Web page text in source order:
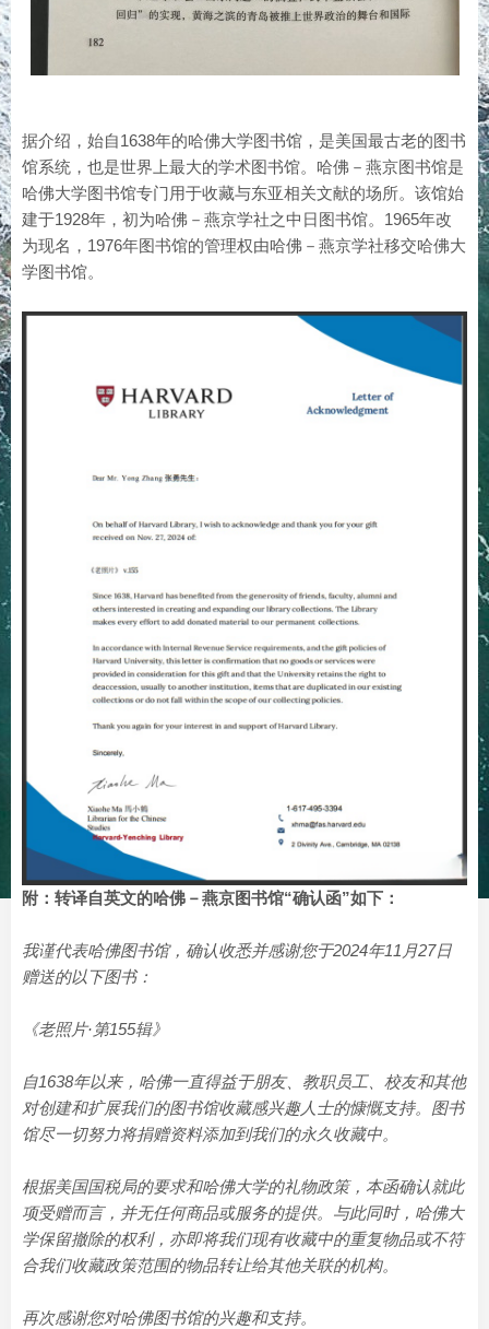
据介绍，始自1638年的哈佛大学图书馆，是美国最古老的图书
馆系统，也是世界上最大的学术图书馆。哈佛－燕京图书馆是
哈佛大学图书馆专门用于收藏与东亚相关文献的场所。该馆始
建于1928年，初为哈佛－燕京学社之中日图书馆。1965年改
为现名，1976年图书馆的管理权由哈佛－燕京学社移交哈佛大
学图书馆。
附：转译自英文的哈佛－燕京图书馆“确认函”如下：
我谨代表哈佛图书馆，确认收悉并感谢您于2024年11月27日
赠送的以下图书：
《老照片·第155辑》
自1638年以来，哈佛一直得益于朋友、教职员工、校友和其他
对创建和扩展我们的图书馆收藏感兴趣人士的慷慨支持。图书
馆尽一切努力将捐赠资料添加到我们的永久收藏中。
根据美国国税局的要求和哈佛大学的礼物政策，本函确认就此
项受赠而言，并无任何商品或服务的提供。与此同时，哈佛大
学保留撤除的权利，亦即将我们现有收藏中的重复物品或不符
合我们收藏政策范围的物品转让给其他关联的机构。
再次感谢您对哈佛图书馆的兴趣和支持。